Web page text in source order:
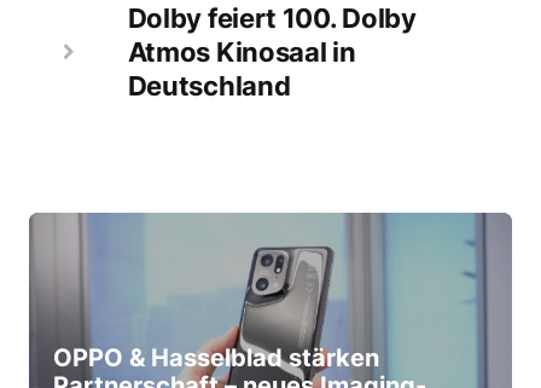
Dolby feiert 100. Dolby
Atmos Kinosaal in
Deutschland
OPPO & Hasselblad stärken